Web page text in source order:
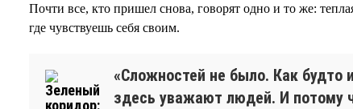
Почти все, кто пришел снова, говорят одно и то же:
где чувствуешь себя своим.
«Сложностей не было. Как будто
здесь уважают людей. И потому